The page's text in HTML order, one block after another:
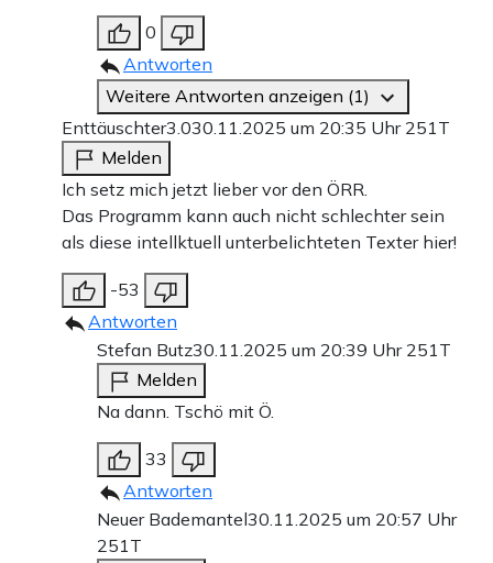
0
Antworten
Weitere Antworten anzeigen (1)
Enttäuschter3.030.11.2025 um 20:35 Uhr 251T
Melden
Ich setz mich jetzt lieber vor den ÖRR.
Das Programm kann auch nicht schlechter sein
als diese intellktuell unterbelichteten Texter hier!
-53
Antworten
Stefan Butz30.11.2025 um 20:39 Uhr 251T
Melden
Na dann. Tschö mit Ö.
33
Antworten
Neuer Bademantel30.11.2025 um 20:57 Uhr
251T